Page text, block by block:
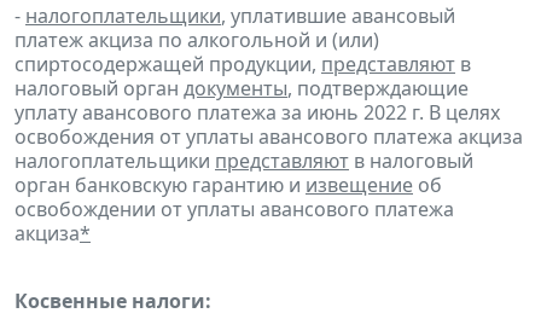
- налогоплательщики, уплатившие авансовый
платеж акциза по алкогольной и (или)
спиртосодержащей продукции, представляют в
налоговый орган документы, подтверждающие
уплату авансового платежа за июнь 2022 г. В целях
освобождения от уплаты авансового платежа акциза
налогоплательщики представляют в налоговый
орган банковскую гарантию и извещение об
освобождении от уплаты авансового платежа
акциза*
Косвенные налоги: